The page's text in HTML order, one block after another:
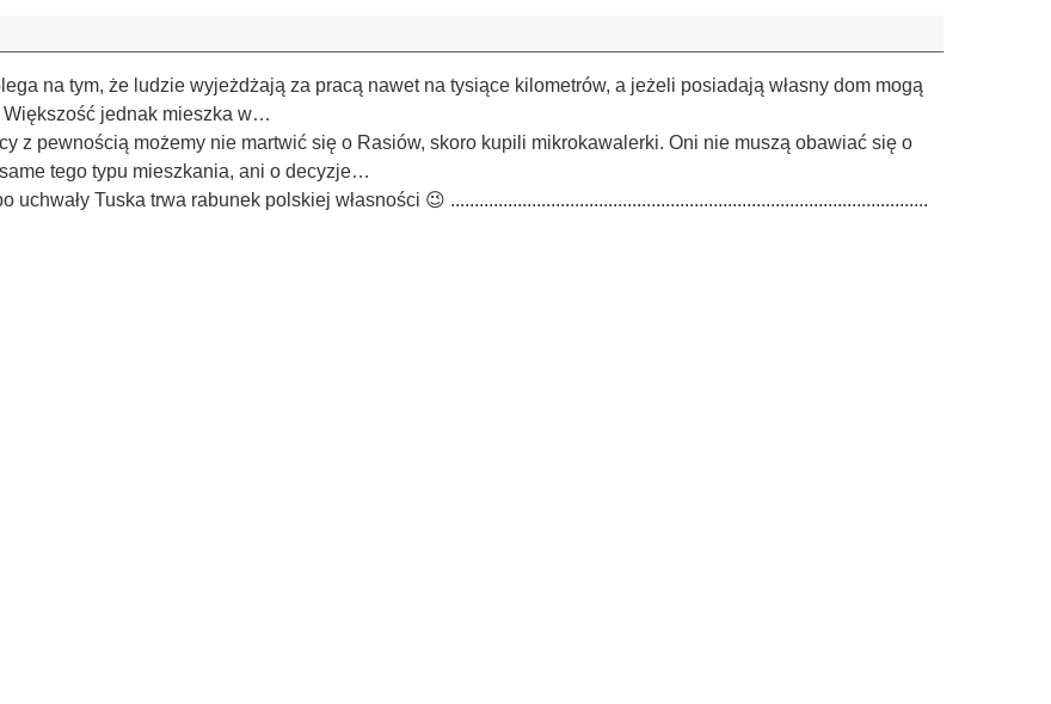
na tym, że ludzie wyjeżdżają za pracą nawet na tysiące kilometrów, a jeżeli posiadają własny dom mogą
jednak mieszka w…
z pewnością możemy nie martwić się o Rasiów, skoro kupili mikrokawalerki. Oni nie muszą obawiać się o
tego typu mieszkania, ani o decyzje…
uchwały Tuska trwa rabunek polskiej własności 😉 ....................................................................................................